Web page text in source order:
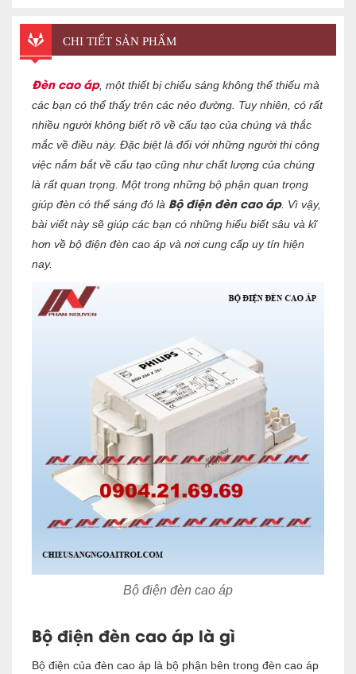
CHI TIẾT SẢN PHẨM
Đèn cao áp, một thiết bị chiếu sáng không thể thiếu mà
các bạn có thể thấy trên các nẻo đường. Tuy nhiên, có rất
nhiều người không biết rõ về cấu tạo của chúng và thắc
mắc về điều này. Đặc biệt là đối với những người thi công
việc nắm bắt về cấu tạo cũng như chất lượng của chúng
là rất quan trọng. Một trong những bộ phận quan trọng
giúp đèn có thể sáng đó là Bộ điện đèn cao áp. Vì vậy,
bài viết này sẽ giúp các bạn có những hiểu biết sâu và kĩ
hơn về bộ điện đèn cao áp và nơi cung cấp uy tín hiện
nay.
Bộ điện đèn cao áp
Bộ điện đèn cao áp là gì
Bộ điện của đèn cao áp là bộ phận bên trong đèn cao áp